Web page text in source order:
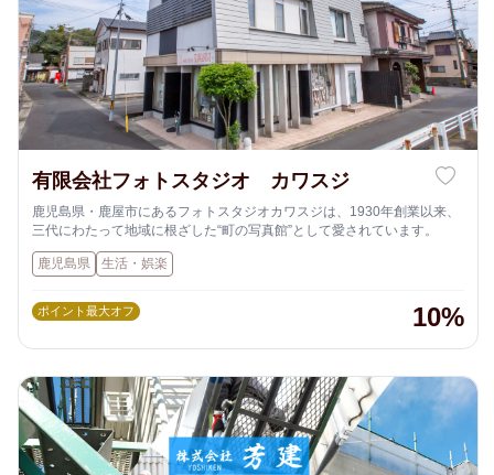
有限会社フォトスタジオ カワスジ
鹿児島県・鹿屋市にあるフォトスタジオカワスジは、1930年創業以来、
三代にわたって地域に根ざした“町の写真館”として愛されています。
鹿児島県 生活・娯楽
ポイント最大オフ 10%